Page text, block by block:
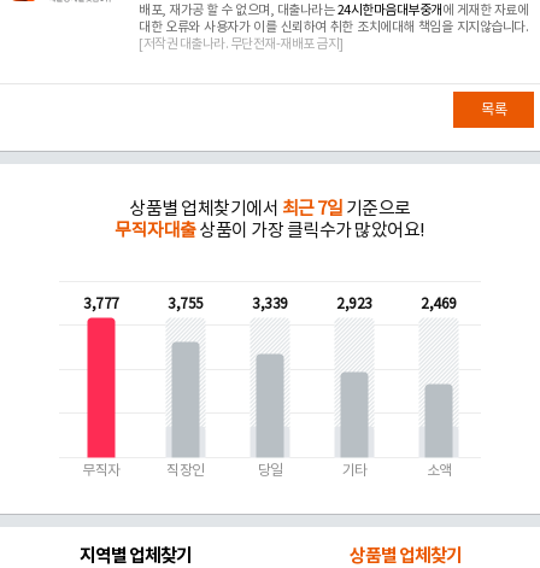
배포, 재가공 할 수 없으며, 대출나라는24시한마음대부중개 에 게재한 자료에
대한 오류와 사용자가 이를 신뢰하여 취한 조치에대해 책임을 지지않습니다.
[저작권 대출나라. 무단전재-재배포 금지]
목록
상품별 업체찾기에서 최근 7일 기준으로
무직자대출상품이 가장 클릭수가 많았어요!
3,777
무직자
3,755
직장인
3,339
당일
2,923
기타
2,469
소액
지역별 업체찾기 상품별 업체찾기